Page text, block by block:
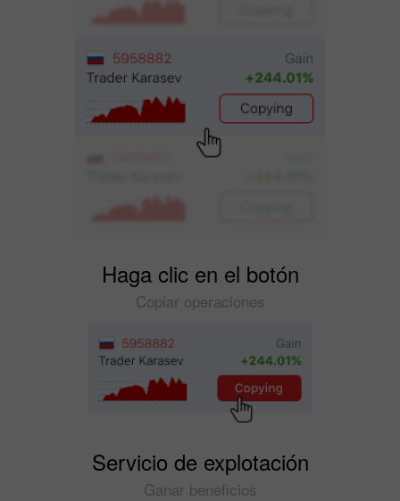
Haga clic en el botón
Copiar operaciones
Servicio de explotación
Ganar beneficios